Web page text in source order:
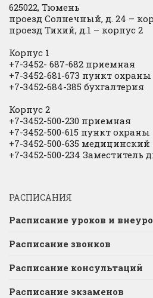
625022, Тюмень
проезд Солнечный, д. 24 –
проезд Тихий, д.1 – корпус 2
Корпус 1
+7-3452- 687-682 приемная
+7-3452-681-673 пункт охраны
+7-3452-684-385 бухгалтерия
Корпус 2
+7-3452-500-230 приемная
+7-3452-500-615 пункт охраны
+7-3452-500-635
+7-3452-500-234 Заместитель
РАСПИСАНИЯ
Расписание уроков и
Расписание звонков
Расписание консультаций
Расписание экзаменов